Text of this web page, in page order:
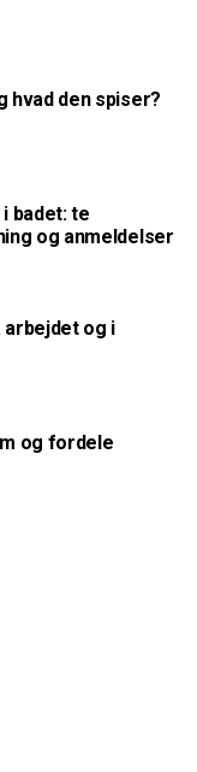
hvad den spiser?
badet: te
og anmeldelser
arbejdet og i
og fordele